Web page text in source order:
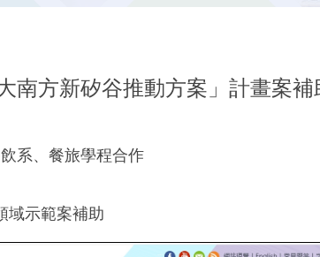
南方新矽谷推動方案」計畫案補
系、餐旅學程合作
域示範案補助